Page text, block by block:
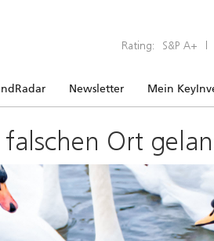
Rating: S&P A+ |
Newsletter Mein
Ort